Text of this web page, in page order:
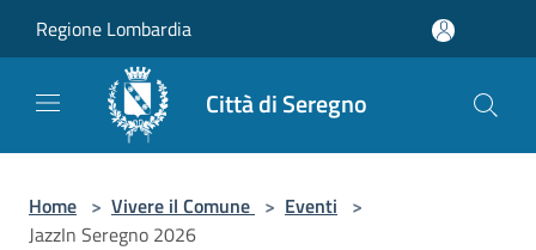
Regione Lombardia
Città di Seregno
Home > Vivere il Comune > Eventi >
JazzIn Seregno 2026